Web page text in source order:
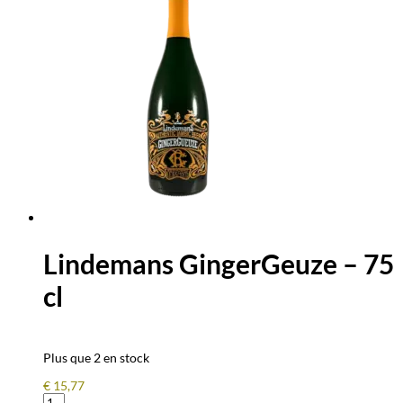
Lindemans GingerGeuze – 75
cl
Plus que 2 en stock
€ 15,77